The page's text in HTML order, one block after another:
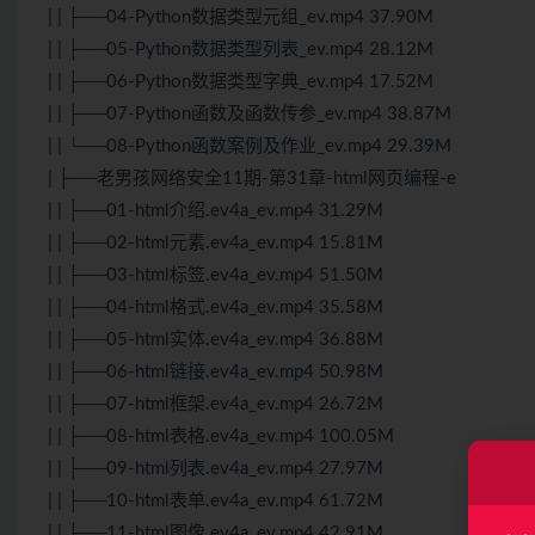
| | ├──04-Python数据类型元组_ev.mp4 37.90M
| | ├──05-Python数据类型列表_ev.mp4 28.12M
| | ├──06-Python数据类型字典_ev.mp4 17.52M
| | ├──07-Python函数及函数传参_ev.mp4 38.87M
| | └──08-Python函数案例及作业_ev.mp4 29.39M
| ├──老男孩网络安全11期-第31章-html网页编程-e
| | ├──01-html介绍.ev4a_ev.mp4 31.29M
| | ├──02-html元素.ev4a_ev.mp4 15.81M
| | ├──03-html标签.ev4a_ev.mp4 51.50M
| | ├──04-html格式.ev4a_ev.mp4 35.58M
| | ├──05-html实体.ev4a_ev.mp4 36.88M
| | ├──06-html链接.ev4a_ev.mp4 50.98M
| | ├──07-html框架.ev4a_ev.mp4 26.72M
| | ├──08-html表格.ev4a_ev.mp4 100.05M
| | ├──09-html列表.ev4a_ev.mp4 27.97M
| | ├──10-html表单.ev4a_ev.mp4 61.72M